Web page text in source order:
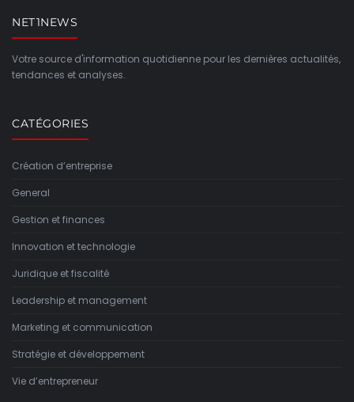
NET1NEWS
Votre source d'information quotidienne pour les dernières actualités,
tendances et analyses.
CATÉGORIES
Création d’entreprise
General
Gestion et finances
Innovation et technologie
Juridique et fiscalité
Leadership et management
Marketing et communication
Stratégie et développement
Vie d’entrepreneur